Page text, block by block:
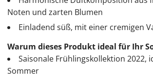
Noten und zarten Blumen
Einladend süß, mit einer cremigen
Warum dieses Produkt ideal für Ihr
Saisonale Frühlingskollektion 2022,
Sommer